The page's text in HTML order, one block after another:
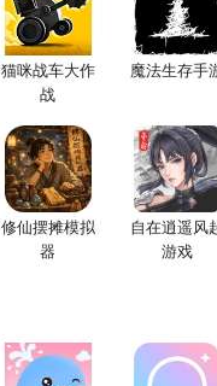
猫咪战车大作
战
魔法生存手
修仙摆摊模拟
器
自在逍遥风
游戏